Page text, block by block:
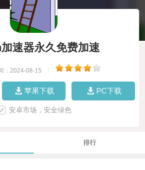
速器永久免费加速
：2024-08-15
苹果下载 PC下载
安卓市场，安全绿色
排行